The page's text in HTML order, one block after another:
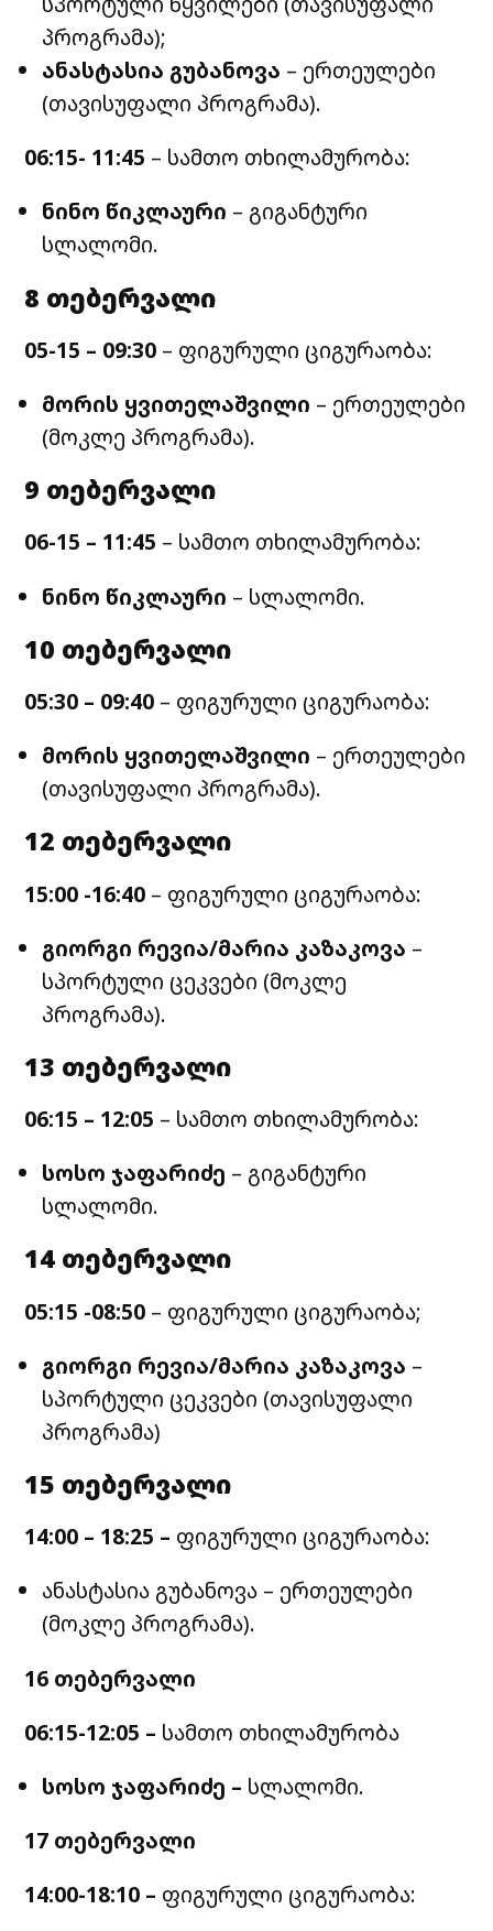
პროგრამა);
ანასტასია გუბანოვა – ერთეულები
(თავისუფალი პროგრამა).
06:15- 11:45 – სამთო თხილამურობა:
ნინო წიკლაური – გიგანტური
სლალომი.
8 თებერვალი
05-15 – 09:30 – ფიგურული ციგურაობა:
მორის ყვითელაშვილი – ერთეულები
(მოკლე პროგრამა).
9 თებერვალი
06-15 – 11:45 – სამთო თხილამურობა:
ნინო წიკლაური – სლალომი.
10 თებერვალი
05:30 – 09:40 – ფიგურული ციგურაობა:
მორის ყვითელაშვილი – ერთეულები
(თავისუფალი პროგრამა).
12 თებერვალი
15:00 -16:40 – ფიგურული ციგურაობა:
გიორგი რევია/მარია კაზაკოვა –
სპორტული ცეკვები (მოკლე
პროგრამა).
13 თებერვალი
06:15 – 12:05 – სამთო თხილამურობა:
სოსო ჯაფარიძე – გიგანტური
სლალომი.
14 თებერვალი
05:15 -08:50 – ფიგურული ციგურაობა;
გიორგი რევია/მარია კაზაკოვა –
სპორტული ცეკვები (თავისუფალი
პროგრამა)
15 თებერვალი
14:00 – 18:25 – ფიგურული ციგურაობა:
ანასტასია გუბანოვა – ერთეულები
(მოკლე პროგრამა).
16 თებერვალი
06:15-12:05 – სამთო თხილამურობა
სოსო ჯაფარიძე – სლალომი.
17 თებერვალი
14:00-18:10 – ფიგურული ციგურაობა: